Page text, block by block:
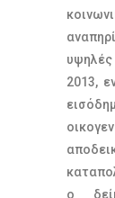
υψηλές
2013,
ο